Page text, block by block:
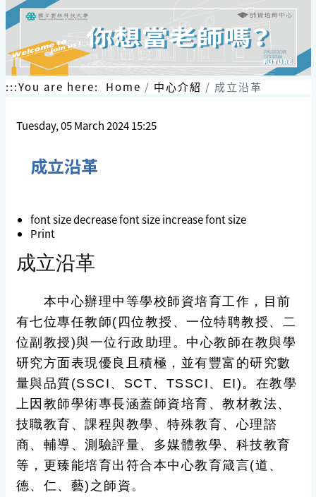
:::You are here: Home 中心介紹 成立沿革
Tuesday, 05 March 2024 15:25
成立沿革
font sizedecrease font size increase font size
Print
成立沿革
本中心辦理中等學校師資培育工作，目前
有七位專任教師(四位教授、一位特聘教授、二
位副教授)與一位行政助理。中心教師在教與學
研究方面表現優良且積極，並有豐富的研究數
量與品質(SSCI、SCT、TSSCI、EI)。在教學
上因教師學術專長涵蓋師資培育、教材教法、
技職教育、課程與教學、特殊教育、心理諮
商、輔導、測驗評量、多媒體教學、科技教育
等，更臻能培育出符合本中心教育箴言(道、
德、仁、藝)之師資。